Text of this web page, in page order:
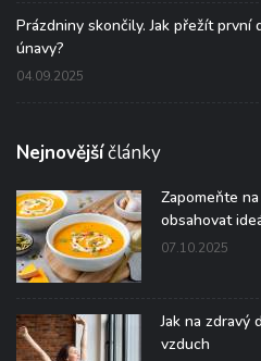
Prázdniny skončily. Jak přežít
únavy?
04.09.2025
Nejnovějšíčlánky
Zapomeňte
obsahovat
07.10.2025
Jak na zdravý
vzduch